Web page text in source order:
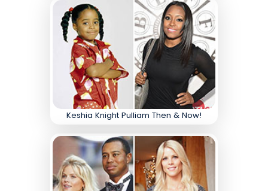
Keshia Knight Pulliam Then & Now!